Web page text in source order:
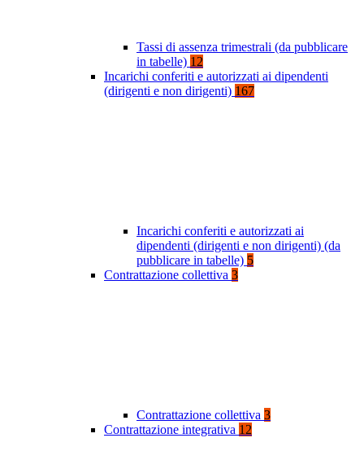
Tassi di assenza trimestrali (da pubblicare
in tabelle) 12
Incarichi conferiti e autorizzati ai dipendenti
(dirigenti e non dirigenti) 167
Incarichi conferiti e autorizzati ai
dipendenti (dirigenti e non dirigenti) (da
pubblicare in tabelle) 5
Contrattazione collettiva 3
Contrattazione collettiva 3
Contrattazione integrativa 12